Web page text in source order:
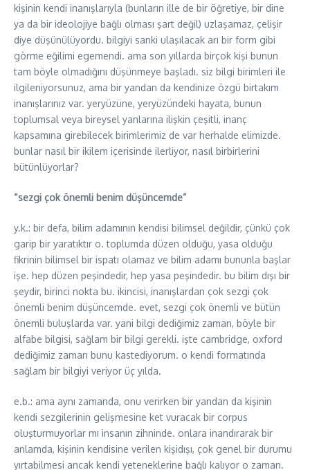
kişinin kendi inanışlarıyla (bunların ille de bir öğretiye, bir dine
ya da bir ideolojiye bağlı olması şart değil) uzlaşamaz, çelişir
diye düşünülüyordu. bilgiyi sanki ulaşılacak arı bir form gibi
görme eğilimi egemendi. ama son yıllarda birçok kişi bunun
tam böyle olmadığını düşünmeye başladı. siz bilgi birimleri ile
ilgileniyorsunuz, ama bir yandan da kendinize özgü birtakım
inanışlarınız var. yeryüzüne, yeryüzündeki hayata, bunun
toplumsal veya bireysel yanlarına ilişkin çeşitli, inanç
kapsamına girebilecek birimlerimiz de var herhalde elimizde.
bunlar nasıl bir ikilem içerisinde ilerliyor, nasıl birbirlerini
bütünlüyorlar?
“sezgi çok önemli benim düşüncemde”
y.k.: bir defa, bilim adamının kendisi bilimsel değildir, çünkü çok
garip bir yaratıktır o. toplumda düzen olduğu, yasa olduğu
fikrinin bilimsel bir ispatı olamaz ve bilim adamı bununla başlar
işe. hep düzen peşindedir, hep yasa peşindedir. bu bilim dışı bir
şeydir, birinci nokta bu. ikincisi, inanışlardan çok sezgi çok
önemli benim düşüncemde. evet, sezgi çok önemli ve bütün
önemli buluşlarda var. yani bilgi dediğimiz zaman, böyle bir
alfabe bilgisi, sağlam bir bilgi gerekli. işte cambridge, oxford
dediğimiz zaman bunu kastediyorum. o kendi formatında
sağlam bir bilgiyi veriyor üç yılda.
e.b.: ama aynı zamanda, onu verirken bir yandan da kişinin
kendi sezgilerinin gelişmesine ket vuracak bir corpus
oluşturmuyorlar mı insanın zihninde. onlara inandırarak bir
anlamda, kişinin kendisine verilen kişidışı, çok genel bir durumu
yırtabilmesi ancak kendi yeteneklerine bağlı kalıyor o zaman.